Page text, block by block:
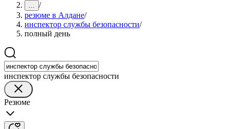
... /
резюме в Алдане/
инспектор службы безопасности/
полный день
инспектор службы безопасности
Резюме